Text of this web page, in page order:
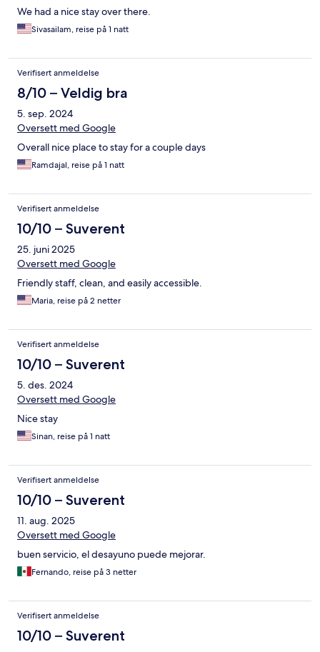
We had a nice stay over there.
Sivasailam, reise på 1 natt
Verifisert anmeldelse
8/10 – Veldig bra
5. sep. 2024
Oversett med Google
Overall nice place to stay for a couple days
Ramdajal, reise på 1 natt
Verifisert anmeldelse
10/10 – Suverent
25. juni 2025
Oversett med Google
Friendly staff, clean, and easily accessible.
Maria, reise på 2 netter
Verifisert anmeldelse
10/10 – Suverent
5. des. 2024
Oversett med Google
Nice stay
Sinan, reise på 1 natt
Verifisert anmeldelse
10/10 – Suverent
11. aug. 2025
Oversett med Google
buen servicio, el desayuno puede mejorar.
Fernando, reise på 3 netter
Verifisert anmeldelse
10/10 – Suverent